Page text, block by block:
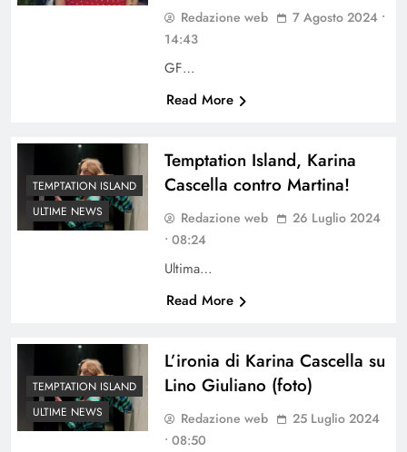
Redazione web
7 Agosto 2024 •
14:43
GF…
Read More
TEMPTATION ISLAND
ULTIME NEWS
Temptation Island, Karina
Cascella contro Martina!
Redazione web
26 Luglio 2024
• 08:24
Ultima…
Read More
TEMPTATION ISLAND
ULTIME NEWS
L’ironia di Karina Cascella su
Lino Giuliano (foto)
Redazione web
25 Luglio 2024
• 08:50